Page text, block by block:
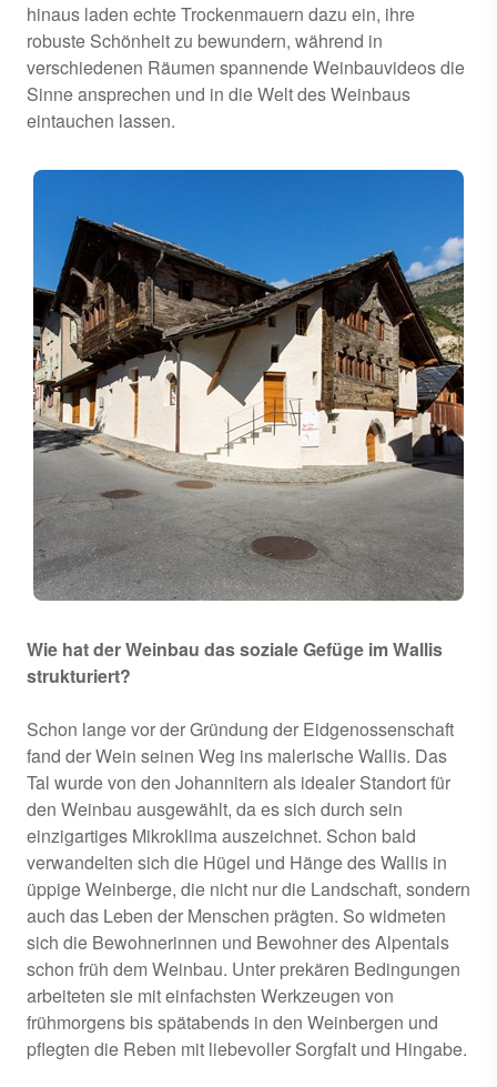
hinaus laden echte Trockenmauern dazu ein, ihre
robuste Schönheit zu bewundern, während in
verschiedenen Räumen spannende Weinbauvideos die
Sinne ansprechen und in die Welt des Weinbaus
eintauchen lassen.
Wie hat der Weinbau das soziale Gefüge im Wallis
strukturiert?
Schon lange vor der Gründung der Eidgenossenschaft
fand der Wein seinen Weg ins malerische Wallis. Das
Tal wurde von den Johannitern als idealer Standort für
den Weinbau ausgewählt, da es sich durch sein
einzigartiges Mikroklima auszeichnet. Schon bald
verwandelten sich die Hügel und Hänge des Wallis in
üppige Weinberge, die nicht nur die Landschaft, sondern
auch das Leben der Menschen prägten. So widmeten
sich die Bewohnerinnen und Bewohner des Alpentals
schon früh dem Weinbau. Unter prekären Bedingungen
arbeiteten sie mit einfachsten Werkzeugen von
frühmorgens bis spätabends in den Weinbergen und
pflegten die Reben mit liebevoller Sorgfalt und Hingabe.